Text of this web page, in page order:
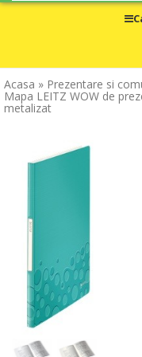
Acasa » Prezentare si
Mapa LEITZ WOW de
metalizat